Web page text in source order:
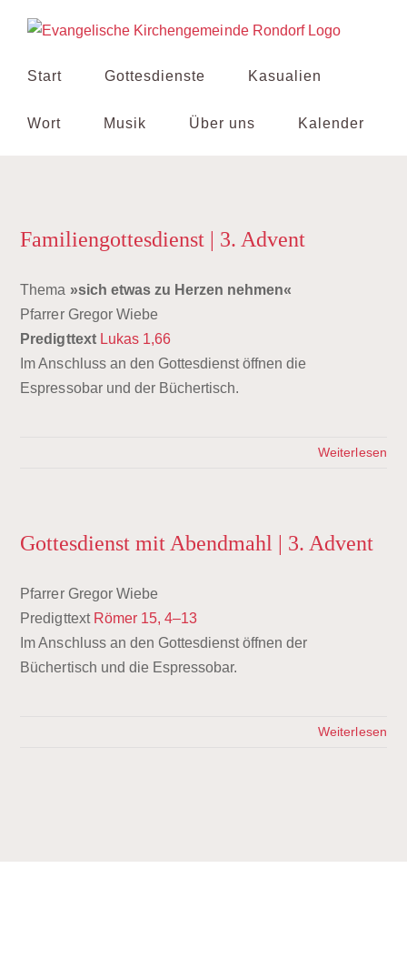
Inhalt
Start
Gottesdienste Kasualien
Wort Musik Über uns Kalender
Familiengottesdienst | 3. Advent
Thema »sich etwas zu Herzen nehmen«
Pfarrer Gregor Wiebe
Predigttext Lukas 1,66
Im Anschluss an den Gottesdienst öffnen die
Espressobar und der Büchertisch.
Weiterlesen
Gottesdienst mit Abendmahl | 3. Advent
Pfarrer Gregor Wiebe
Predigttext Römer 15, 4–13
Im Anschluss an den Gottesdienst öffnen der
Büchertisch und die Espressobar.
Weiterlesen